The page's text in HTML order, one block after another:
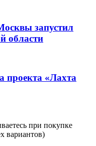
запустил
области
проекта «Лахта
при покупке
вариантов)